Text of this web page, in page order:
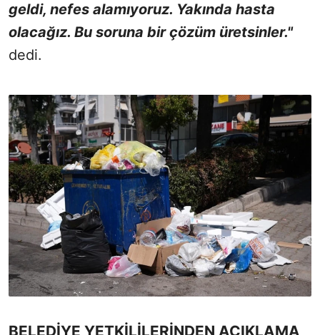
geldi, nefes alamıyoruz. Yakında hasta
olacağız. Bu soruna bir çözüm üretsinler."
dedi.
BELEDİYE YETKİLİLERİNDEN AÇIKLAMA